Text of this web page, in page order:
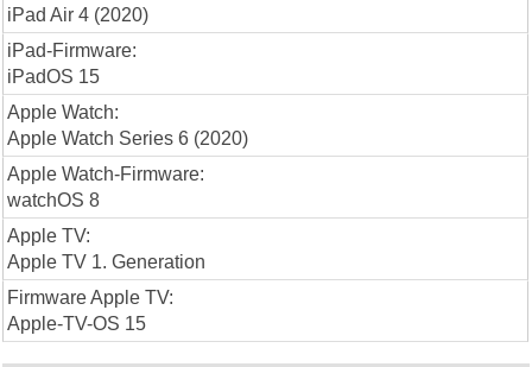
iPad Air 4 (2020)
iPad-Firmware:
iPadOS 15
Apple Watch:
Apple Watch Series 6 (2020)
Apple Watch-Firmware:
watchOS 8
Apple TV:
Apple TV 1. Generation
Firmware Apple TV:
Apple-TV-OS 15